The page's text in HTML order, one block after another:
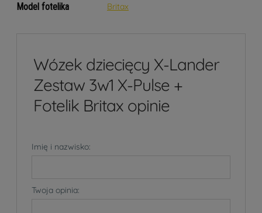
Model fotelika Britax
Wózek dziecięcy X-Lander
Zestaw 3w1 X-Pulse +
Fotelik Britax opinie
Imię i nazwisko:
Twoja opinia: